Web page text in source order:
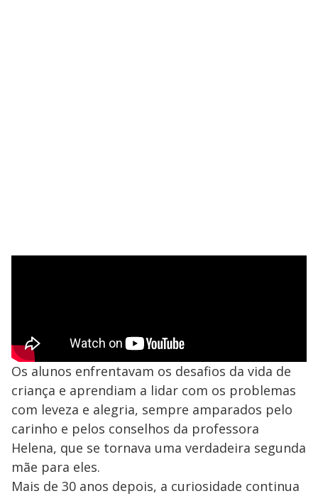
Os alunos enfrentavam os desafios da vida de
criança e aprendiam a lidar com os problemas
com leveza e alegria, sempre amparados pelo
carinho e pelos conselhos da professora
Helena, que se tornava uma verdadeira segunda
mãe para eles.
Mais de 30 anos depois, a curiosidade continua